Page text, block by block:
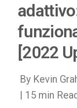
[2022
By Kevin
| 15 min